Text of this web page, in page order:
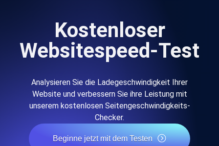
Kostenloser
Websitespeed-Test
Analysieren Sie die Ladegeschwindigkeit Ihrer
Website und verbessern Sie ihre Leistung mit
unserem kostenlosen Seitengeschwindigkeits-
Checker.
Beginne jetzt mit dem Testen